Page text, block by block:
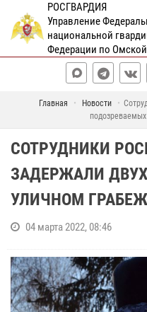
РОСГВАРДИЯ
Управление
национальной
Федерации по Омской
Главная Новости
СОТРУДНИКИ
ЗАДЕРЖАЛИ
УЛИЧНОМ
04 марта 2022, 08:46